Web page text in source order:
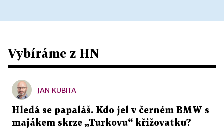
Vybíráme z HN
JAN KUBITA
Hledá se papaláš. Kdo jel v černém BMW s
majákem skrze „Turkovu“ křižovatku?